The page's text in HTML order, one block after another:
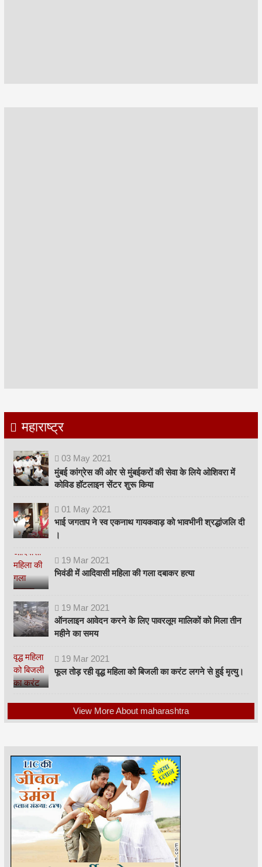
महाराष्ट्र
03 May 2021
मुंबई कांग्रेस की ओर से मुंबईकरों की सेवा के लिये ओशिवरा में
कोविड हॉटलाइन सेंटर शुरू किया
01 May 2021
भाई जगताप ने स्व एकनाथ गायकवाड़ को भावभीनी श्रद्धांजलि दी
।
19 Mar 2021
भिवंडी में आदिवासी महिला की गला दबाकर हत्या
19 Mar 2021
ऑनलाइन आवेदन करने के लिए पावरलूम मालिकों को मिला तीन
महीने का समय
19 Mar 2021
फूल तोड़ रही वृद्ध महिला को बिजली का करंट लगने से हुई मृत्यु।
View More About maharashtra